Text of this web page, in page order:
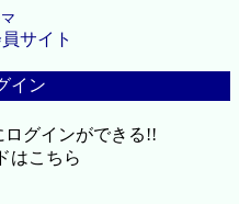
サイト
イン
グインができる!!
はこちら